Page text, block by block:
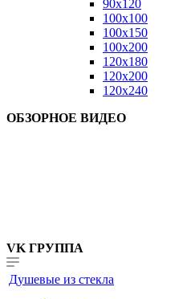
90x120
100x100
100x150
100x200
120x180
120x200
120x240
ОБЗОРНОЕ ВИДЕО
VK ГРУППА
Душевые из стекла